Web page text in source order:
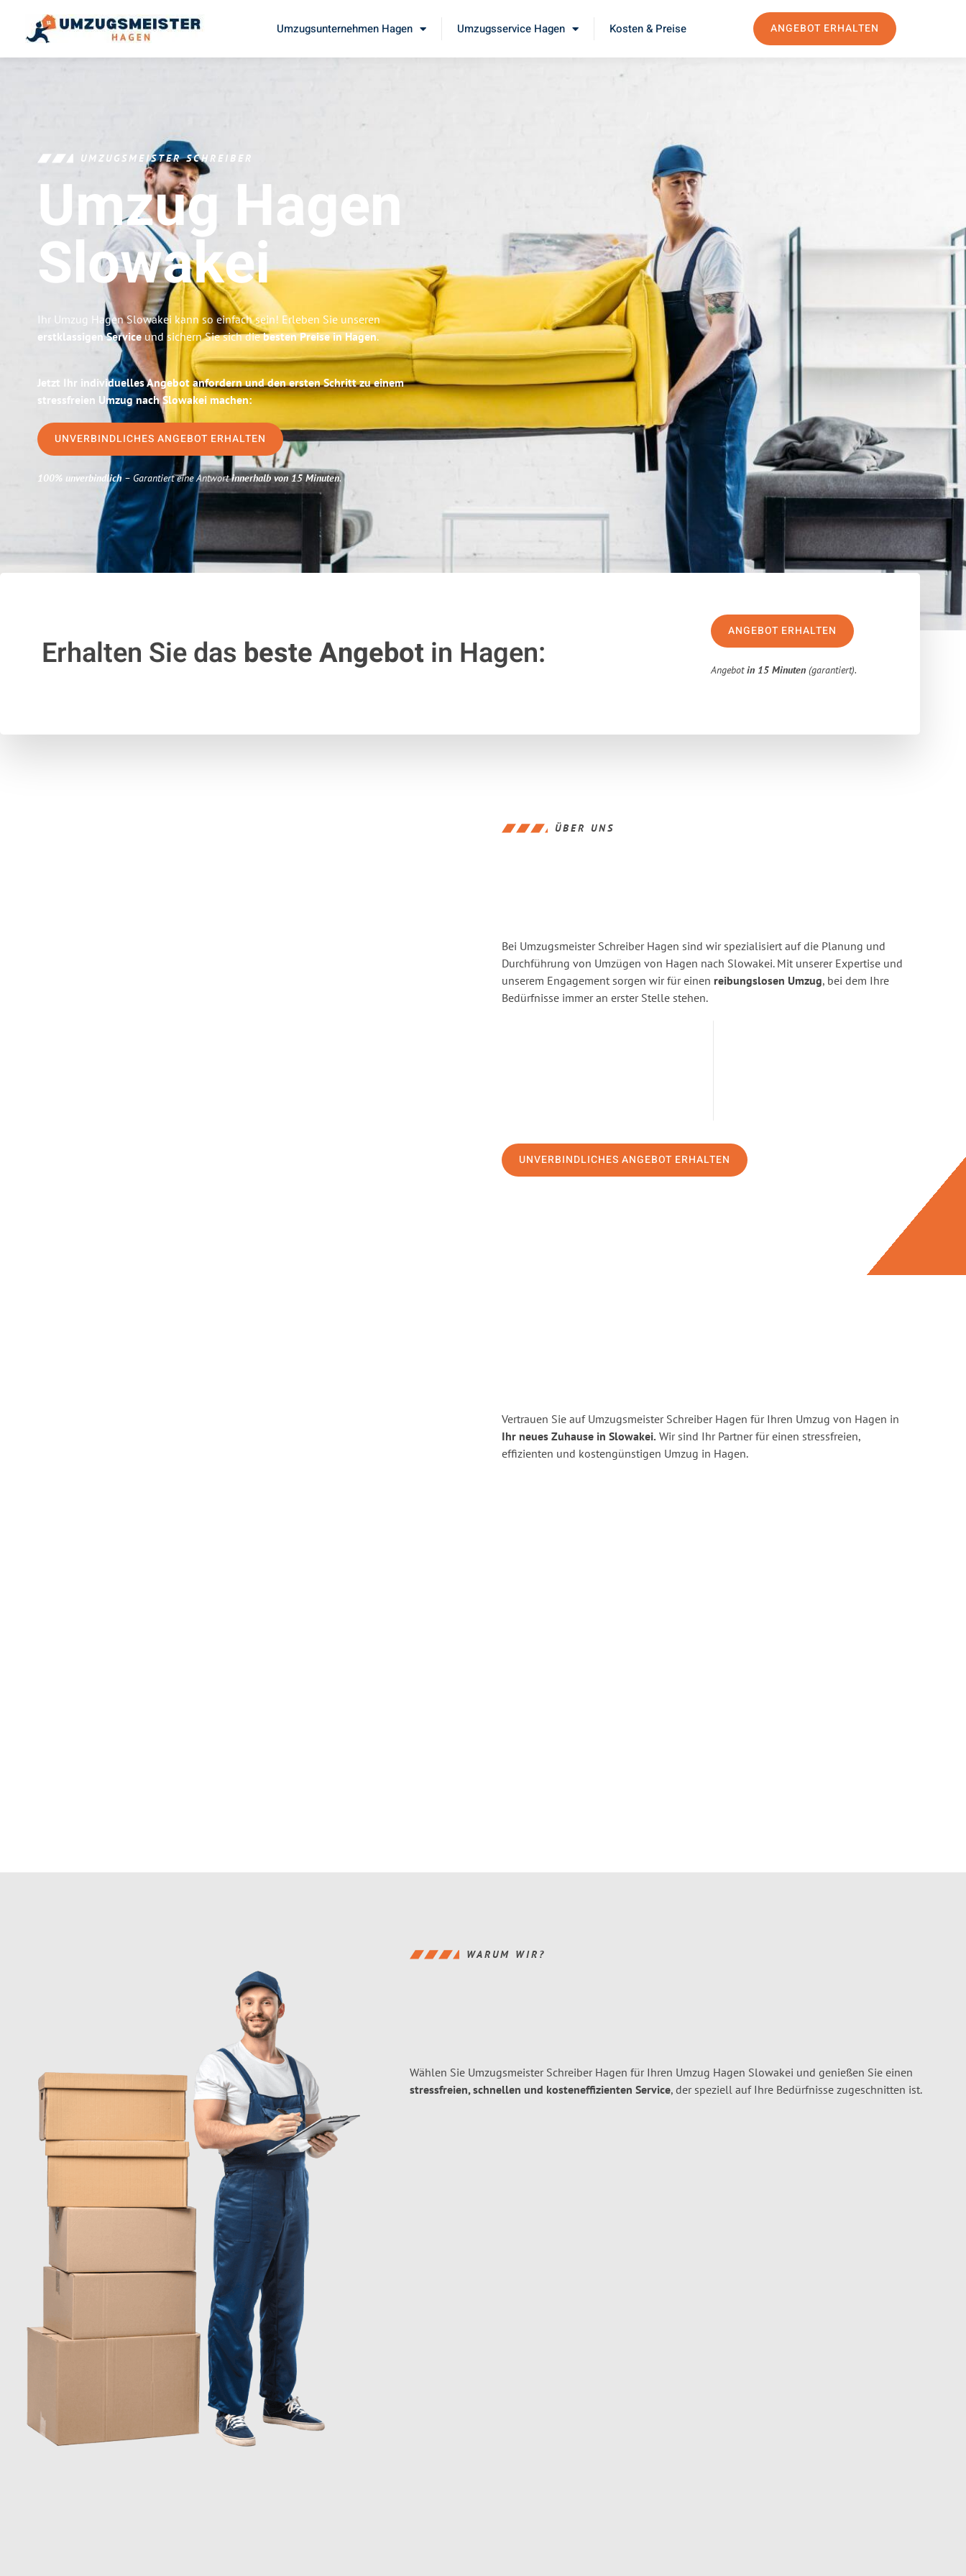
Umzugsunternehmen Hagen Umzugsservice Hagen Kosten & Preise ANGEBOT ERHALTEN
UMZUGSMEISTER SCHREIBER
Umzug Hagen
Slowakei
Ihr Umzug Hagen Slowakei kann so einfach sein! Erleben Sie unseren
erstklassigen Service und sichern Sie sich diebesten Preise in Hagen.
Jetzt Ihr individuelles Angebot anfordern und den ersten Schritt zu einem
stressfreien Umzug nach Slowakei machen:
UNVERBINDLICHES ANGEBOT ERHALTEN
100% unverbindlich– Garantiert eine Antwortinnerhalb von 15 Minuten.
Erhalten Sie das beste Angebotin Hagen:
ANGEBOT ERHALTEN
Angebotin 15 Minuten (garantiert).
ÜBER UNS
Bei Umzugsmeister Schreiber Hagen sind wir spezialisiert auf die Planung und
Durchführung von Umzügen von Hagen nach Slowakei. Mit unserer Expertise und
unserem Engagement sorgen wir für einen reibungslosen Umzug, bei dem Ihre
Bedürfnisse immer an erster Stelle stehen.
UNVERBINDLICHES ANGEBOT ERHALTEN
Vertrauen Sie auf Umzugsmeister Schreiber Hagen für Ihren Umzug von Hagen in
Ihr neues Zuhause in Slowakei. Wir sind Ihr Partner für einen stressfreien,
effizienten und kostengünstigen Umzug in Hagen.
WARUM WIR?
Wählen Sie Umzugsmeister Schreiber Hagen für Ihren Umzug Hagen Slowakei und genießen Sie einen
stressfreien, schnellen und kosteneffizienten Service, der speziell auf Ihre Bedürfnisse zugeschnitten ist.